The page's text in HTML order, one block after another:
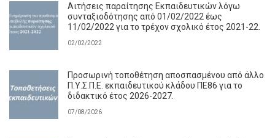
Αιτήσεις παραίτησης Εκπαιδευτικών λόγω
συνταξιοδότησης από 01/02/2022 έως
11/02/2022 για το τρέχον σχολικό έτος 2021-22.
02/02/2022
Προσωρινή τοποθέτηση αποσπασμένου από άλλο
Π.Υ.Σ.Π.Ε. εκπαιδευτικού κλάδου ΠΕ86 για το
διδακτικό έτος 2026-2027.
07/08/2026